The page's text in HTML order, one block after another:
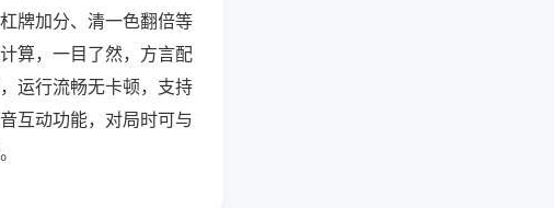
牌加分、清一色翻倍等
算，一目了然，方言配
运行流畅无卡顿，支持
互动功能，对局时可与